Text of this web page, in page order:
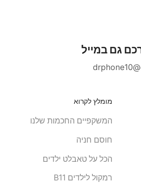
גם במייל
מומלץ לקרוא
המשקפיים החכמות שלנו
חוסם חניה
הכל על טאבלט ילדים
רמקול לילדים B11